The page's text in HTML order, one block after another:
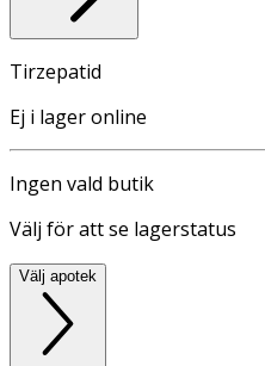
Tirzepatid
Ej i lager online
Ingen vald butik
Välj för att se lagerstatus
Välj apotek